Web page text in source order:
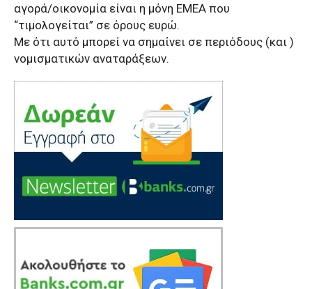
αγορά/οικονομία είναι η μόνη ΕΜΕΑ που
“τιμολογείται” σε όρους ευρώ.
Με ότι αυτό μπορεί να σημαίνει σε περιόδους (και )
νομισματικών αναταράξεων.